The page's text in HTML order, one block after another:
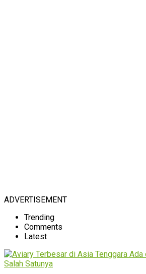
ADVERTISEMENT
Trending
Comments
Latest